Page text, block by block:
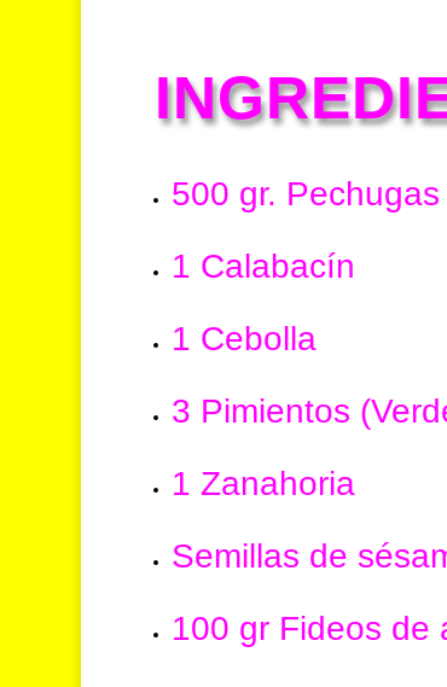
500 gr.
1 Calabacín
1 Cebolla
3 Pimientos
1 Zanahoria
Semillas de
100 gr Fideos de